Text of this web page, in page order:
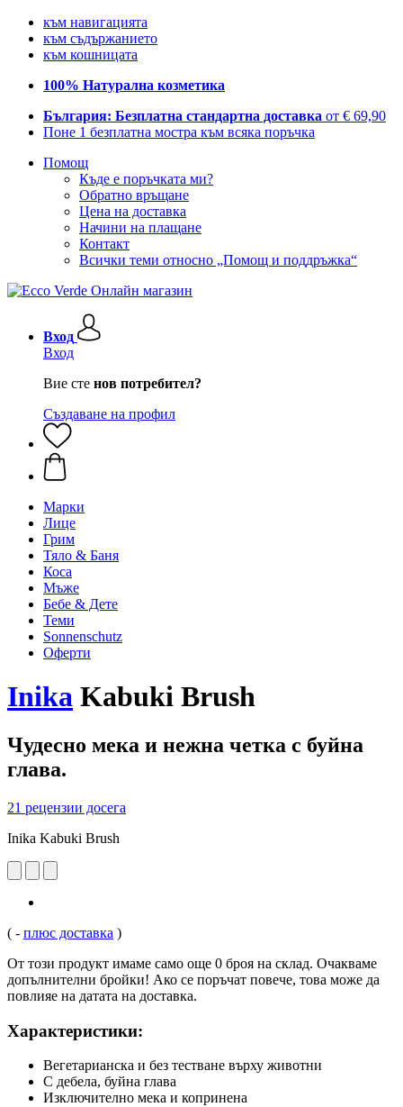
към навигацията
към съдържанието
към кошницата
100% Натурална козметика
България: Безплатна стандартна доставка от € 69,90
Поне 1 безплатна мостра към всяка поръчка
Помощ
Къде е поръчката ми?
Обратно връщане
Цена на доставка
Начини на плащане
Контакт
Всички теми относно „Помощ и поддръжка“
Вход
Вход
Вие сте нов потребител?
Създаване на профил
Марки
Лице
Грим
Тяло & Баня
Коса
Мъже
Бебе & Дете
Теми
Sonnenschutz
Оферти
Inika Kabuki Brush
Чудесно мека и нежна четка с буйна
глава.
21 рецензии досега
Inika Kabuki Brush
( - плюс доставка )
От този продукт имаме само още 0 броя на склад. Очакваме
допълнителни бройки! Ако се поръчат повече, това може да
повлияе на датата на доставка.
Характеристики:
Вегетарианска и без тестване върху животни
С дебела, буйна глава
Изключително мека и копринена